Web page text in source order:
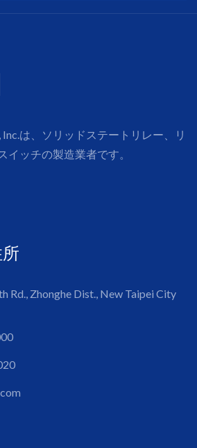
Inc.は、ソリッドステートリレー、リ
イッチの製造業者です。
Rd., Zhonghe Dist., New Taipei City